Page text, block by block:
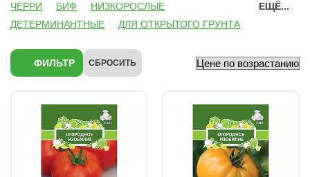
ЧЕРРИ БИФ
НИЗКОРОСЛЫЕ
ДЕТЕРМИНАНТНЫЕ
ДЛЯ ОТКРЫТОГО ГРУНТА
РОЗОВЫЕ
БИОТЕХНИКА
УРАЛЬСКИЙ ДАЧНИК
СИБИРСКИЙ САД
АЭЛИТА
САДЫ РОССИИ
ДЛЯ ВЫРАЩИВАНИЯ НА ПОДОКОННИКЕ
ГИБРИД F1 (Ф1)
НЕПАСЫНКУЮЩИЕСЯ
ЕЩЁ...
ФИЛЬТР СБРОСИТЬ